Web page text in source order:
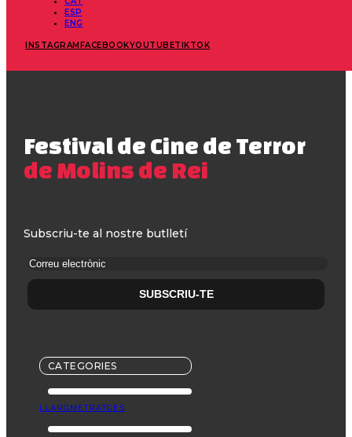
ESP
ENG
INSTAGRAMFACEBOOKYOUTUBETIKTOK
Festival de Cine de Terror
de Molins de Rei
Subscriu-te al nostre butlletí
CATEGORIES
LLARGMETRATGES